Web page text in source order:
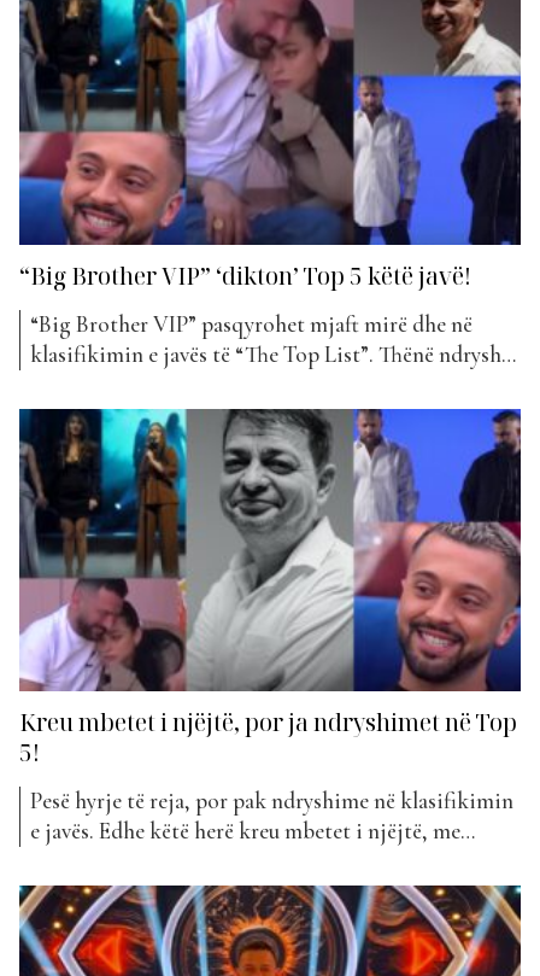
shumëpritur e “Big Brother VIP Albania...
“Big Brother VIP” ‘dikton’ Top 5 këtë javë!
“Big Brother VIP” pasqyrohet mjaft mirë dhe në
klasifikimin e javës të “The Top List”. Thënë ndryshe,
artistëve të BBV. Kreu mbahet sërish nga Rozana
Radi dhe Egli Tako me korin nga vajzat e shtëpisë së
“Big Brother VIP 4”. “Vajzat” është...
Kreu mbetet i njëjtë, por ja ndryshimet në Top
5!
Pesë hyrje të reja, por pak ndryshime në klasifikimin
e javës. Edhe këtë herë kreu mbetet i njëjtë, me
ashtu me asnjë ndryshim nga java e kaluar është dhe
vendi i dytë dhe i tretë. Përkatësisht me Kellyn dhe
Eglin...